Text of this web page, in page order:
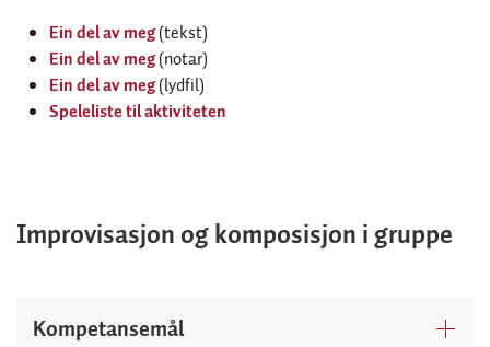
Ein del av meg(tekst)
Ein del av meg(notar)
Ein del av meg(lydfil)
Speleliste til aktiviteten
Improvisasjon og komposisjon i gruppe
Kompetansemål